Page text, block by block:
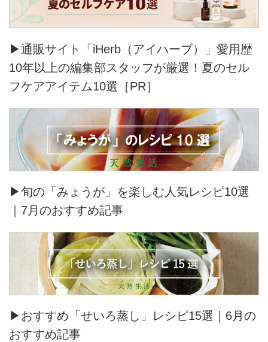
▶通販サイト「iHerb（アイハーブ）」愛用歴
10年以上の編集部スタッフが厳選！夏のセル
フケアアイテム10選［PR］
▶旬の「みょうが」を楽しむ人気レシピ10選
｜7月のおすすめ記事
▶おすすめ「せいろ蒸し」レシピ15選｜6月の
おすすめ記事